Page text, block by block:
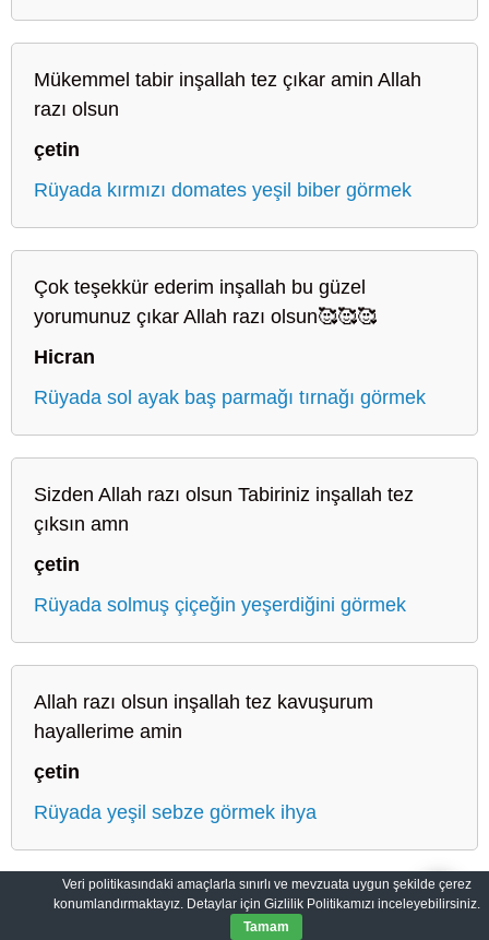
Mükemmel tabir inşallah tez çıkar amin Allah
razı olsun
çetin
Rüyada kırmızı domates yeşil biber görmek
Çok teşekkür ederim inşallah bu güzel
yorumunuz çıkar Allah razı olsun🥰🥰🥰
Hicran
Rüyada sol ayak baş parmağı tırnağı görmek
Sizden Allah razı olsun Tabiriniz inşallah tez
çıksın amn
çetin
Rüyada solmuş çiçeğin yeşerdiğini görmek
Allah razı olsun inşallah tez kavuşurum
hayallerime amin
çetin
Rüyada yeşil sebze görmek ihya
Sahih Rüyalar: Rüyaların Dilini Öğrenin Gizlilik Politikası
SahihRuyalar.com|Tüm Hakları Saklıdır.
Veri politikasındaki amaçlarla sınırlı ve mevzuata uygun şekilde çerez
konumlandırmaktayız. Detaylar için Gizlilik Politikamızı inceleyebilirsiniz.
Tamam